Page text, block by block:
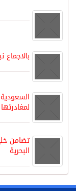
لمغادرتها
تضامن
البحرية